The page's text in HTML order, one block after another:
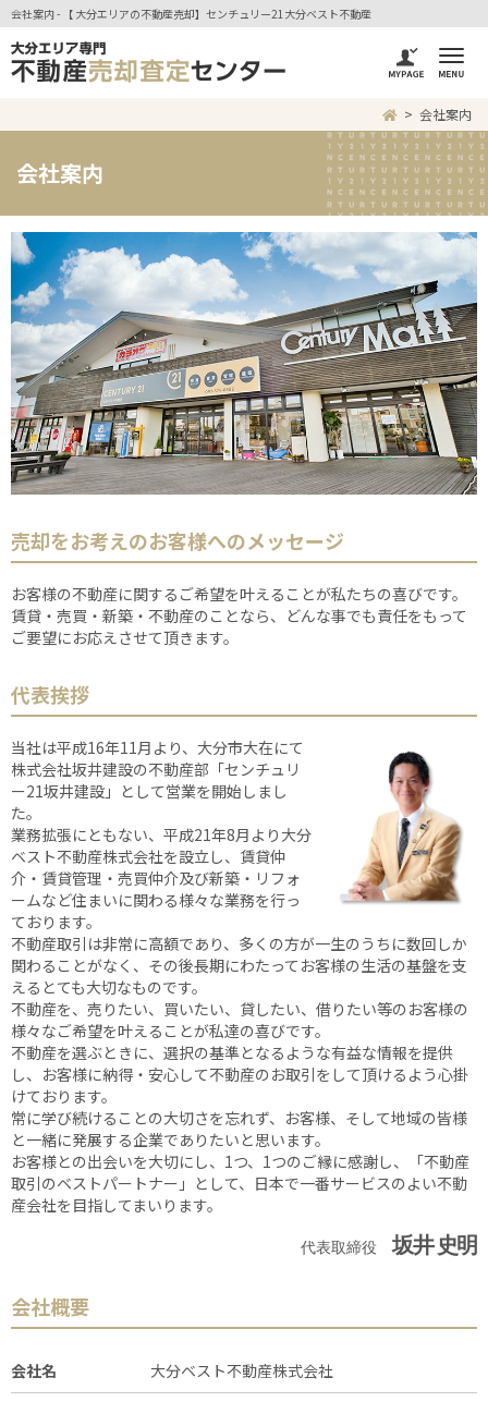
会社案内 - 【 大分エリアの不動産売却】センチュリー21大分ベスト不動産
会社案内
会社案内
売却をお考えのお客様へのメッセージ
お客様の不動産に関するご希望を叶えることが私たちの喜びです。
賃貸・売買・新築・不動産のことなら、どんな事でも責任をもって
ご要望にお応えさせて頂きます。
代表挨拶
当社は平成16年11月より、大分市大在にて
株式会社坂井建設の不動産部「センチュリ
ー21坂井建設」として営業を開始しまし
た。
業務拡張にともない、平成21年8月より大分
ベスト不動産株式会社を設立し、賃貸仲
介・賃貸管理・売買仲介及び新築・リフォ
ームなど住まいに関わる様々な業務を行っ
ております。
不動産取引は非常に高額であり、多くの方が一生のうちに数回しか
関わることがなく、その後長期にわたってお客様の生活の基盤を支
えるとても大切なものです。
不動産を、売りたい、買いたい、貸したい、借りたい等のお客様の
様々なご希望を叶えることが私達の喜びです。
不動産を選ぶときに、選択の基準となるような有益な情報を提供
し、お客様に納得・安心して不動産のお取引をして頂けるよう心掛
けております。
常に学び続けることの大切さを忘れず、お客様、そして地域の皆様
と一緒に発展する企業でありたいと思います。
お客様との出会いを大切にし、1つ、1つのご縁に感謝し、「不動産
取引のベストパートナー」として、日本で一番サービスのよい不動
産会社を目指してまいります。
代表取締役坂井 史明
会社概要
会社名 大分ベスト不動産株式会社